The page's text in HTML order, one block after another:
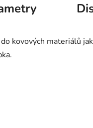
kovových materiálů